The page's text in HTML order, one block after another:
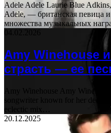
Adele Adele Laurie Blue
Adele, — британская певица и
множества музыкальных
Amy Winehouse
страсть — ее
Amy Winehouse Amy
songwriter known for her deep,
20.12.2025